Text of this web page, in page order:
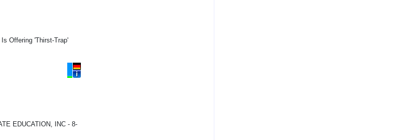
Offering 'Thirst-Trap'
EDUCATION, INC - 8-